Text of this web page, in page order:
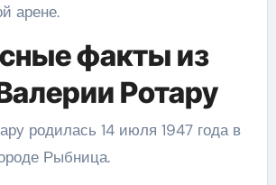
арене.
факты из
Ротару
родилась 14 июля 1947 года в
Рыбница.